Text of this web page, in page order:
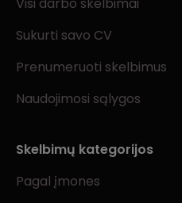
Sukurti savo CV
Prenumeruoti skelbimus
Naudojimosi sąlygos
Skelbimų kategorijos
Pagal įmones